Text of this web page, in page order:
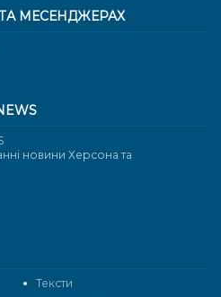
Тексти
МЕСЕНДЖЕРАХ
новини Херсона та